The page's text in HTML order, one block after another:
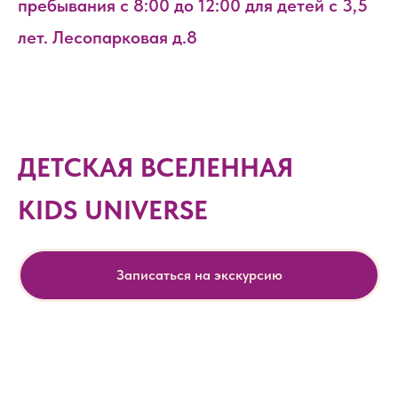
пребывания с 8:00 до 12:00 для детей с 3,5
лет. Лесопарковая д.8
ДЕТСКАЯ ВСЕЛЕННАЯ
KIDS UNIVERSE
Записаться на экскурсию